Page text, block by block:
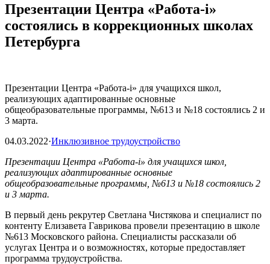
Презентации Центра «Работа-i»
состоялись в коррекционных школах
Петербурга
Презентации Центра «Работа-i» для учащихся школ,
реализующих адаптированные основные
общеобразовательные программы, №613 и №18 состоялись 2 и
3 марта.
04.03.2022·Инклюзивное трудоустройство
Презентации Центра «Работа-i» для учащихся школ,
реализующих адаптированные основные
общеобразовательные программы, №613 и №18 состоялись 2
и 3 марта.
В первый день рекрутер Светлана Чистякова и специалист по
контенту Елизавета Гаврикова провели презентацию в школе
№613 Московского района. Специалисты рассказали об
услугах Центра и о возможностях, которые предоставляет
программа трудоустройства.